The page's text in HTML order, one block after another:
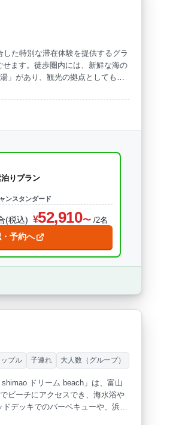
た特別な滞在体験を提供するグラ
ます。徒歩圏内には、新鮮な海の
」があり、観光の拠点としても最
泊りプラン
ンスタンダード
(税込) 52,910 /2名
予約へ
ドリーム beach」は、富山
ビーチにアクセスでき、海水浴や
デッキでのバーベキューや、浜辺
プル 子連れ 大人数（グループ）